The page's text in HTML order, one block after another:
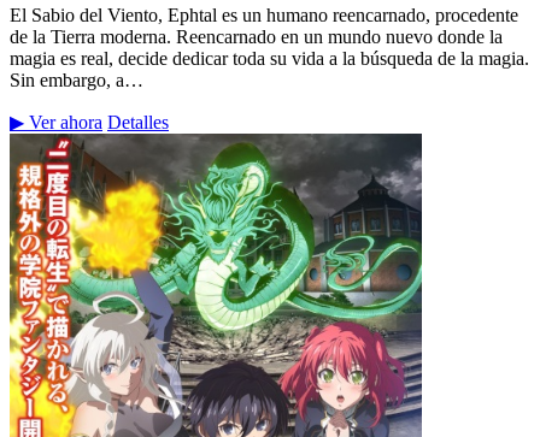
El Sabio del Viento, Ephtal es un humano reencarnado, procedente
de la Tierra moderna. Reencarnado en un mundo nuevo donde la
magia es real, decide dedicar toda su vida a la búsqueda de la magia.
Sin embargo, a…
▶ Ver ahora Detalles